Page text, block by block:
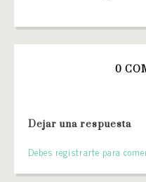
0
Dejar una respuesta
Debes registrarte para